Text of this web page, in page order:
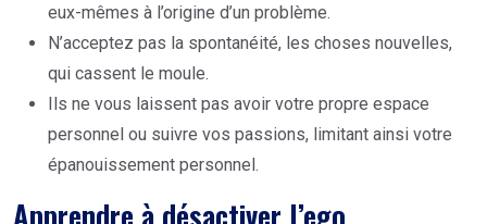
eux-mêmes à l’origine d’un problème.
N’acceptez pas la spontanéité, les choses nouvelles,
qui cassent le moule.
Ils ne vous laissent pas avoir votre propre espace
personnel ou suivre vos passions, limitant ainsi votre
épanouissement personnel.
Apprendre à désactiver l’ego